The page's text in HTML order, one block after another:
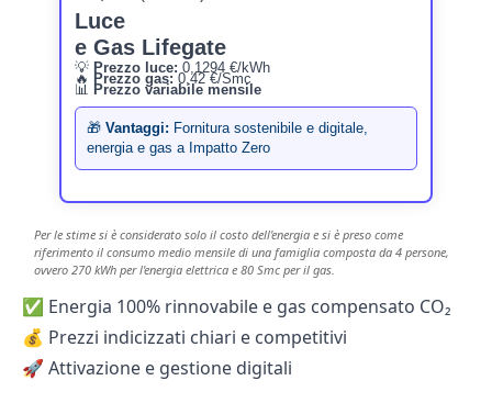
Luce
e Gas Lifegate
💡 Prezzo luce: 0,1294 €/kWh
🔥 Prezzo gas: 0,42 €/Smc
📊 Prezzo variabile mensile
🎁 Vantaggi: Fornitura sostenibile e digitale,
energia e gas a Impatto Zero
Per le stime si è considerato solo il costo dell'energia e si è preso come
riferimento il consumo medio mensile di una famiglia composta da 4 persone,
ovvero 270 kWh per l'energia elettrica e 80 Smc per il gas.
✅ Energia 100% rinnovabile e gas compensato CO₂
💰 Prezzi indicizzati chiari e competitivi
🚀 Attivazione e gestione digitali